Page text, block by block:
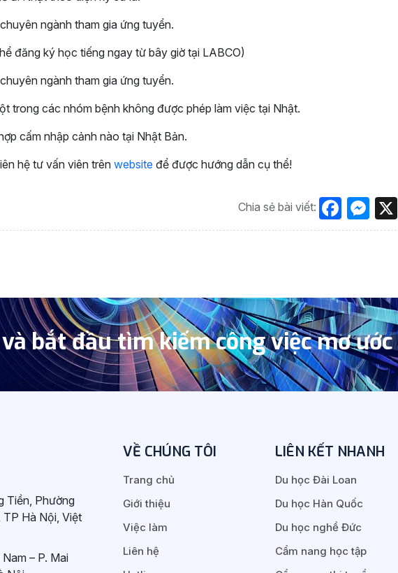
ngành tham gia ứng tuyển.
đăng ký học tiếng ngay từ bây giờ tại LABCO)
ngành tham gia ứng tuyển.
trong các nhóm bệnh không được phép làm việc tại Nhật.
cấm nhập cảnh nào tại Nhật Bản.
hệ tư vấn viên trên website để được hướng dẫn cụ thể!
Chia sẻ bài viết:
bắt đầu tìm kiếm công việc mơ ước
Tiền, Phường
TP Hà Nội, Việt
– P. Mai
VỀ CHÚNG TÔI
Trang chủ
Giới thiệu
Việc làm
Liên hệ
LIÊN KẾT NHANH
Du học Đài Loan
Du học Hàn Quốc
Du học nghề Đức
Cẩm nang học tập